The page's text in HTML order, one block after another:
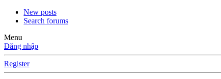
New posts
Search forums
Menu
Đăng nhập
Register